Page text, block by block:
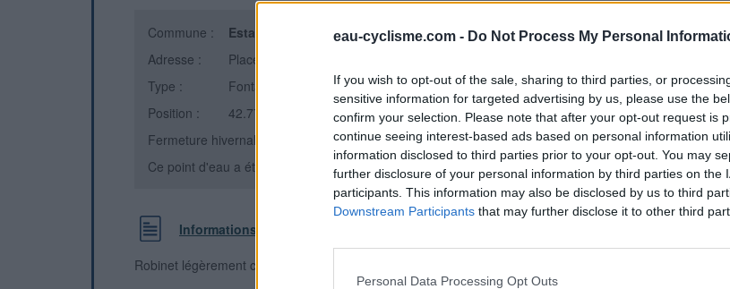
eau-cyclisme.com - Do Not Process My Personal
If you wish to opt-out of the sale, sharing to third parties, or
sensitive information for targeted advertising by us, please use the
confirm your selection. Please note that after your opt-out request is
continue seeing interest-based ads based on personal information
information disclosed to third parties prior to your opt-out. You may
further disclosure of your personal information by third parties on the
participants. This information may also be disclosed by us to third
Downstream Participants that may further disclose it to other third
Personal Data Processing Opt Outs
Commune : Estagel
(Pyrénées-Orientales)
Adresse :
Place Arago
Type :
Fontaine
Position :
42.772538°N, 2.699284°E
Fermeture hivernale : non
Ce point d'eau a été ajouté par
Matthieu D en 2019
Informations complémentaires
Robinet légèrement caché derrière l'abri-bus
Afficher la